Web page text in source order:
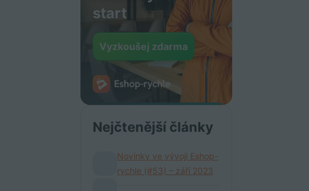
start
Vyzkoušej zdarma
Nejčtenější články
Novinky ve vývoji Eshop-
rychle (#53) – září 2023